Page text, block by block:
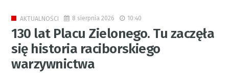
AKTUALNOŚCI 8 sierpnia 2026 10:40
130 lat Placu Zielonego. Tu zaczęła
się historia raciborskiego
warzywnictwa